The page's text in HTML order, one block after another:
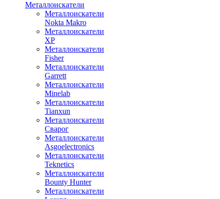
Металлоискатели
Металлоискатели
Nokta Makro
Металлоискатели
XP
Металлоискатели
Fisher
Металлоискатели
Garrett
Металлоискатели
Minelab
Металлоискатели
Tianxun
Металлоискатели
Сварог
Металлоискатели
Asgoelectronics
Металлоискатели
Teknetics
Металлоискатели
Bounty Hunter
Металлоискатели